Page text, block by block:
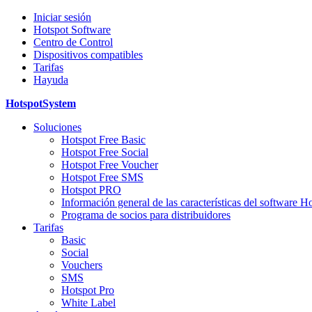
Iniciar sesión
Hotspot Software
Centro de Control
Dispositivos compatibles
Tarifas
Hayuda
HotspotSystem
Soluciones
Hotspot Free Basic
Hotspot Free Social
Hotspot Free Voucher
Hotspot Free SMS
Hotspot PRO
Información general de las características del software
Programa de socios para distribuidores
Tarifas
Basic
Social
Vouchers
SMS
Hotspot Pro
White Label